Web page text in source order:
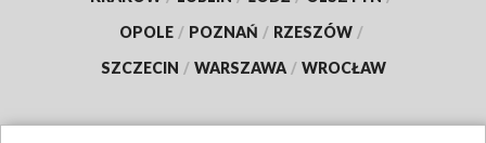
OPOLE / POZNAŃ / RZESZÓW /
SZCZECIN / WARSZAWA / WROCŁAW